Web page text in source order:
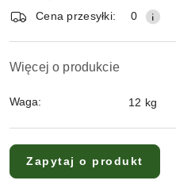
Cena przesyłki: 0
Więcej o produkcie
Waga: 12 kg
Zapytaj o produkt